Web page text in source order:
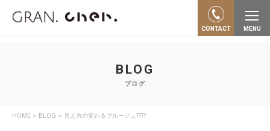
MENU
CONTACT
BLOG
ブログ
HOME > BLOG > 見え方の変わるブルージュ????